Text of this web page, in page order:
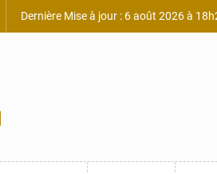
Dernière Mise à jour : 6 août 2026 à